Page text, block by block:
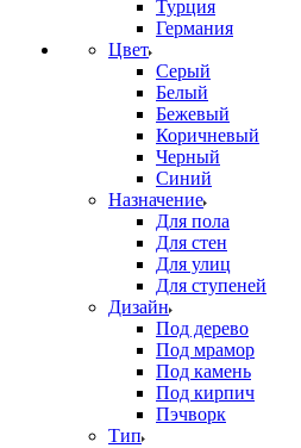
Турция
Германия
Цвет
Серый
Белый
Бежевый
Коричневый
Черный
Синий
Назначение
Для пола
Для стен
Для улиц
Для ступеней
Дизайн
Под дерево
Под мрамор
Под камень
Под кирпич
Пэчворк
Тип